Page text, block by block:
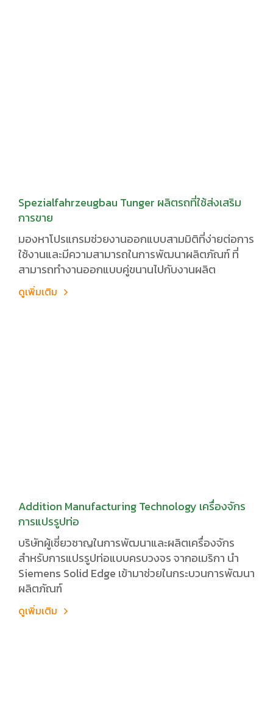
Spezialfahrzeugbau Tunger ผลิตรถที่ใช้ส่งเสริม
การขาย
มองหาโปรแกรมช่วยงานออกแบบสามมิติที่ง่ายต่อการ
ใช้งานและมีความสามารถในการพัฒนาผลิตภัณฑ์ ที่
สามารถทำงานออกแบบคู่ขนานไปกับงานผลิต
ดูเพิ่มเติม
Addition Manufacturing Technology เครื่องจักร
การแปรรูปท่อ
บริษัทผู้เชี่ยวชาญในการพัฒนาและผลิตเครื่องจักร
สำหรับการแปรรูปท่อแบบครบวงจร จากอเมริกา นำ
Siemens Solid Edge เข้ามาช่วยในกระบวนการพัฒนา
ผลิตภัณฑ์
ดูเพิ่มเติม